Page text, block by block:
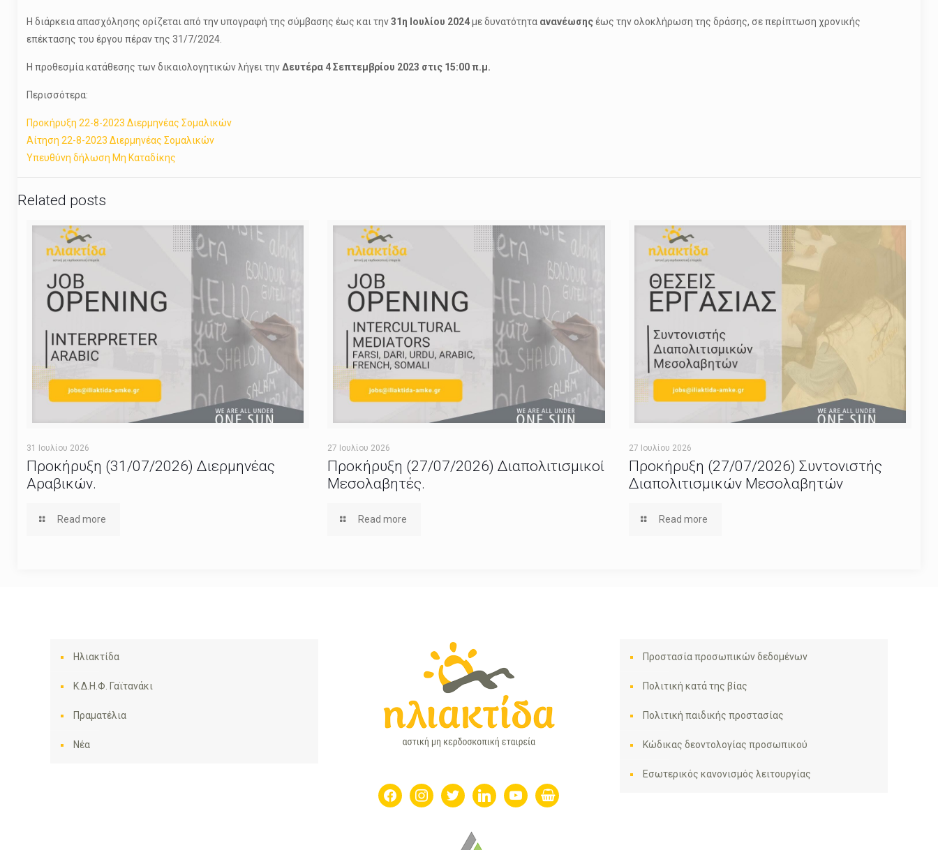
Η διάρκεια απασχόλησης ορίζεται από την υπογραφή της σύμβασης έως και την31η Ιουλίου 2024με δυνατότητα ανανέωσηςέως την ολοκλήρωση της δράσης, σε περίπτωση χρονικής
επέκτασης του έργου πέραν της 31/7/2024.
Η προθεσμία κατάθεσης των δικαιολογητικών λήγει την Δευτέρα 4 Σεπτεμβρίου 2023 στις 15:00 π.μ.
Περισσότερα:
Προκήρυξη 22-8-2023 Διερμηνέας Σομαλικών
Αίτηση 22-8-2023 Διερμηνέας Σομαλικών
Υπευθύνη δήλωση Μη Καταδίκης
Related posts
31 Ιουλίου 2026
Προκήρυξη (31/07/2026) Διερμηνέας
Αραβικών.
Read more
27 Ιουλίου 2026
Προκήρυξη (27/07/2026) Διαπολιτισμικοί
Μεσολαβητές.
Read more
27 Ιουλίου 2026
Προκήρυξη (27/07/2026) Συντονιστής
Διαπολιτισμικών Μεσολαβητών
Read more
Ηλιακτίδα
Κ.Δ.Η.Φ. Γαϊτανάκι
Πραματέλια
Νέα
facebookinstagram
twitter linkedinyoutubeshopping-
basket
Προστασία προσωπικών δεδομένων
Πολιτική κατά της βίας
Πολιτική παιδικής προστασίας
Κώδικας δεοντολογίας προσωπικού
Εσωτερικός κανονισμός λειτουργίας